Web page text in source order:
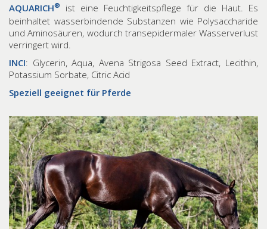
AQUARICH®
ist eine Feuchtigkeitspflege für die Haut. Es
beinhaltet wasserbindende Substanzen wie Polysaccharide
und Aminosäuren, wodurch transepidermaler Wasserverlust
verringert wird.
INCI: Glycerin, Aqua, Avena Strigosa Seed Extract, Lecithin,
Potassium Sorbate, Citric Acid
Speziell geeignet für Pferde